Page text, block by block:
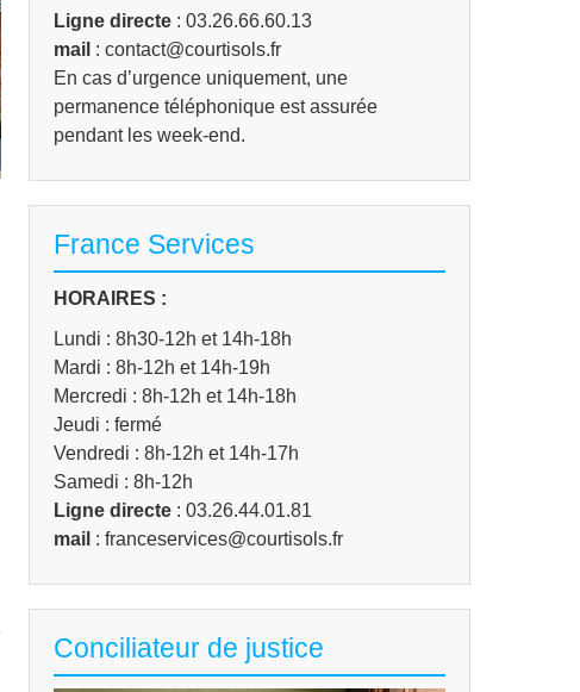
Ligne directe: 03.26.66.60.13
mail : contact@courtisols.fr
En cas d’urgence uniquement, une
permanence téléphonique est assurée
pendant les week-end.
France Services
HORAIRES :
Lundi : 8h30-12h et 14h-18h
Mardi : 8h-12h et 14h-19h
Mercredi : 8h-12h et 14h-18h
Jeudi : fermé
Vendredi : 8h-12h et 14h-17h
Samedi : 8h-12h
Ligne directe: 03.26.44.01.81
mail : franceservices@courtisols.fr
Conciliateur de justice